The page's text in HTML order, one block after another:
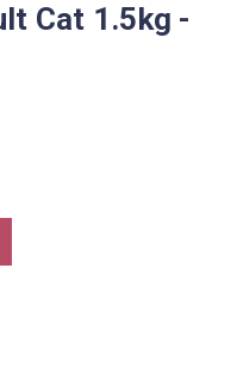
Cat 1.5kg -